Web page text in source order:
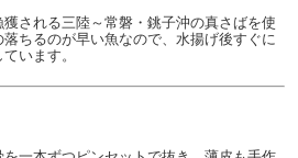
される三陸～常磐・銚子沖の真さばを使
ちるのが早い魚なので、水揚げ後すぐに
います。